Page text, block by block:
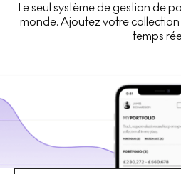
Le seul système de gestion de
monde. Ajoutez votre
temps